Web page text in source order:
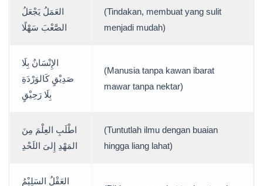
العَمَلُ يَجْعَلُ
الصَّعْبَ سَهْلًا
(Tindakan, membuat yang sulit
menjadi mudah)
الإِنْسَانُ بِلَا
صَدِيْقٍ كَالوَرْدَةِ
بِلَا رَحِيْقٍ
(Manusia tanpa kawan ibarat
mawar tanpa nektar)
اطْلَبِ العِلْمَ مِنَ
المَهْدِ إِلىَ اللَحْدِ
(Tuntutlah ilmu dengan buaian
hingga liang lahat)
العَقْلُ السَلِيْمُ